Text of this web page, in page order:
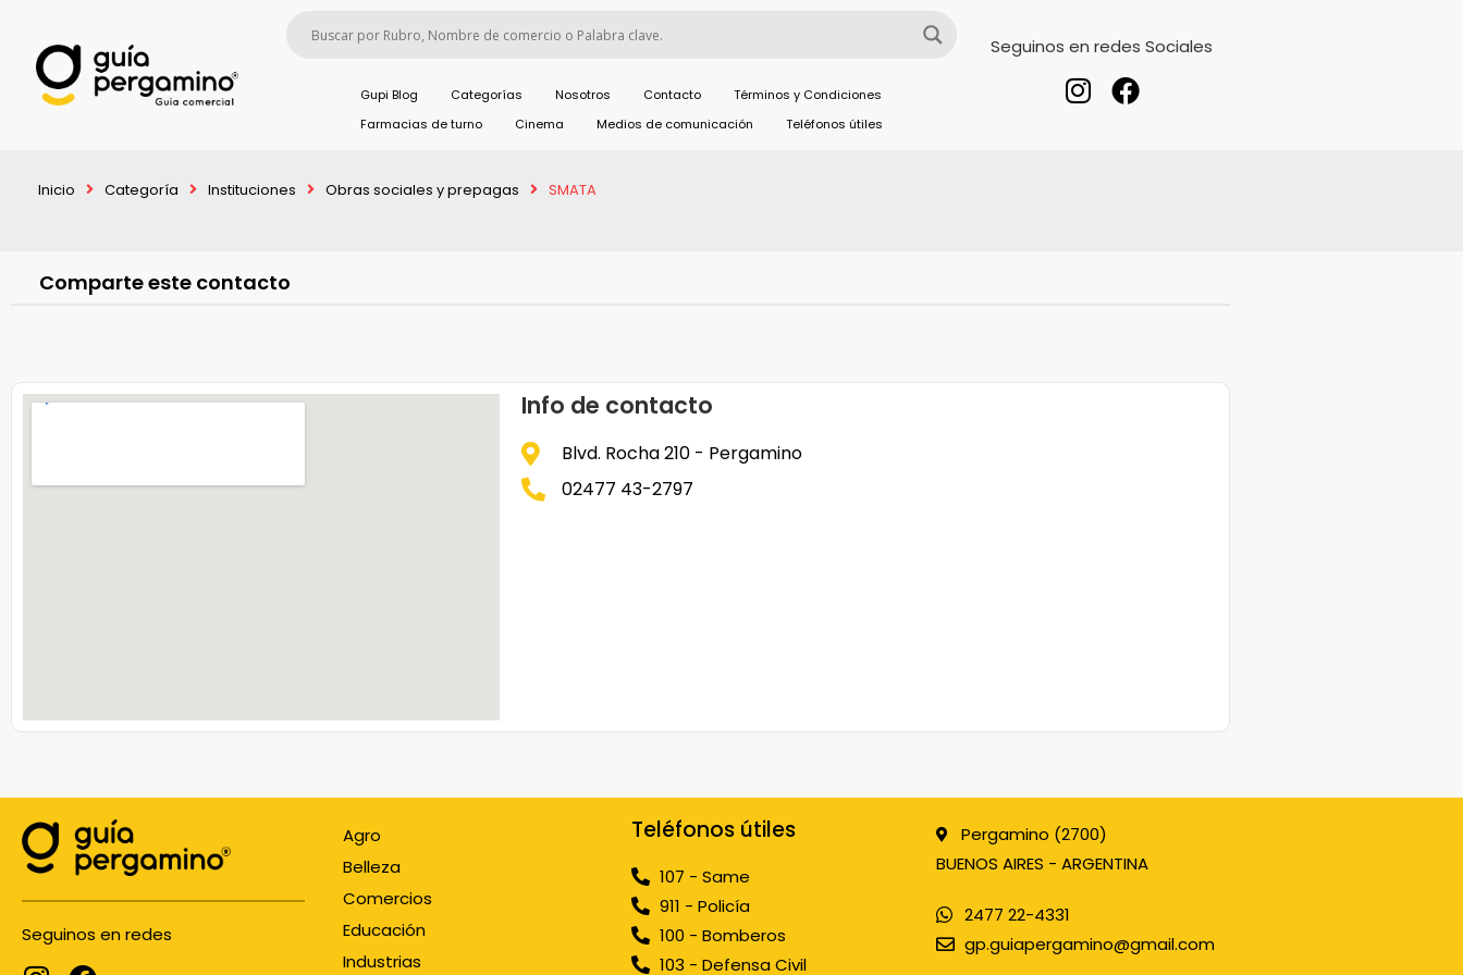
Gupi Blog Categorías Nosotros Contacto
Términos y Condiciones
Farmacias de turno
Cinema Medios de comunicación Teléfonos útiles
Seguinos en redes Sociales
Inicio Categoría Instituciones Obras sociales y prepagas SMATA
Comparte este contacto
Info de contacto
Blvd. Rocha 210 - Pergamino
02477 43-2797
Seguinos en redes
Agro
Belleza
Comercios
Educación
Industrias
Teléfonos útiles
107 - Same
911 - Policía
100 - Bomberos
103 - Defensa Civil
Pergamino (2700)
BUENOS AIRES - ARGENTINA
2477 22-4331
gp.guiapergamino@gmail.com